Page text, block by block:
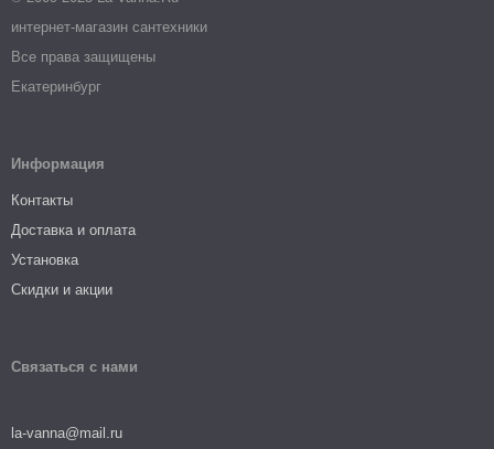
интернет-магазин сантехники
Все права защищены
Екатеринбург
Информация
Контакты
Доставка и оплата
Установка
Скидки и акции
Связаться с нами
la-vanna@mail.ru